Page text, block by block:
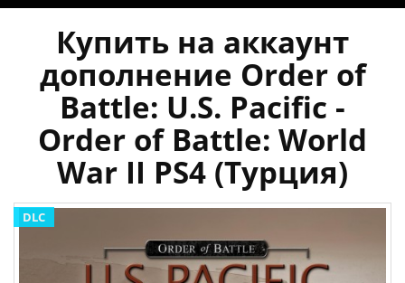
Купить на аккаунт
дополнение Order of
Battle: U.S. Pacific -
Order of Battle: World
War II PS4 (Турция)
DLC